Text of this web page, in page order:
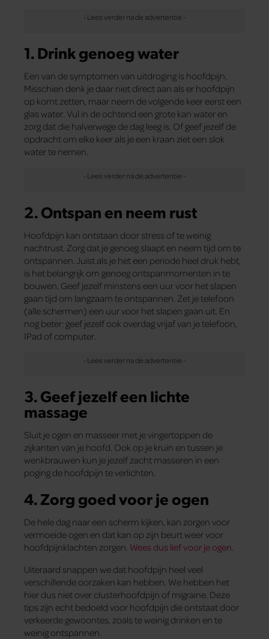
1. Drink genoeg water
Een van de symptomen van uitdroging is hoofdpijn.
Misschien denk je daar niet direct aan als er hoofdpijn
op komt zetten, maar neem de volgende keer eerst een
glas water. Vul in de ochtend een grote kan water en
zorg dat die halverwege de dag leeg is. Of geef jezelf de
opdracht om elke keer als je een kraan ziet een slok
water te nemen.
2. Ontspan en neem rust
Hoofdpijn kan ontstaan door stress of te weinig
nachtrust. Zorg dat je genoeg slaapt en neem tijd om te
ontspannen. Juist als je het een periode heel druk hebt,
is het belangrijk om genoeg ontspanmomenten in te
bouwen. Geef jezelf minstens een uur voor het slapen
gaan tijd om langzaam te ontspannen. Zet je telefoon
(alle schermen) een uur voor het slapen gaan uit. En
nog beter: geef jezelf ook overdag vrijaf van je telefoon,
IPad of computer.
3. Geef jezelf een lichte
massage
Sluit je ogen en masseer met je vingertoppen de
zijkanten van je hoofd. Ook op je kruin en tussen je
wenkbrauwen kun je jezelf zacht masseren in een
poging de hoofdpijn te verlichten.
4. Zorg goed voor je ogen
De hele dag naar een scherm kijken, kan zorgen voor
vermoeide ogen en dat kan op zijn beurt weer voor
hoofdpijnklachten zorgen. Wees dus lief voor je ogen.
Uiteraard snappen we dat hoofdpijn heel veel
verschillende oorzaken kan hebben. We hebben het
hier dus niet over clusterhoofdpijn of migraine. Deze
tips zijn echt bedoeld voor hoofdpijn die ontstaat door
verkeerde gewoontes, zoals te weinig drinken en te
weinig ontspannen.